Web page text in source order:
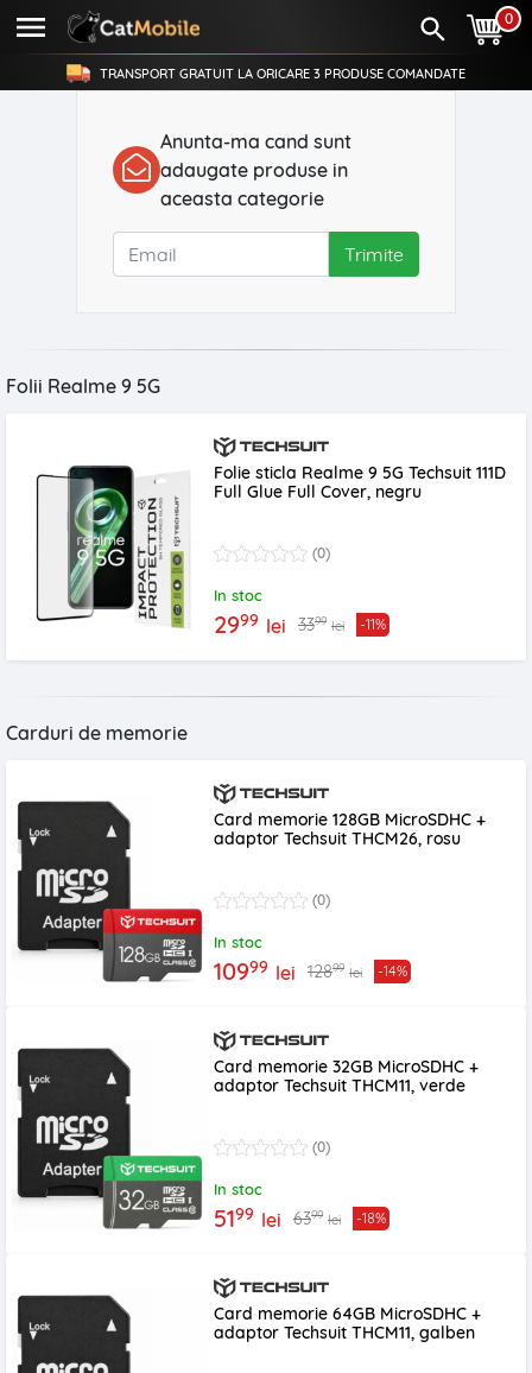
0
TRANSPORT GRATUIT LA ORICARE 3 PRODUSE COMANDATE
Anunta-ma cand sunt
adaugate produse in
aceasta categorie
Trimite
Folii Realme 9 5G
Folie sticla Realme 9 5G Techsuit 111D
Full Glue Full Cover, negru
(0)
In stoc
2999 lei 3399 lei -11%
Carduri de memorie
Card memorie 128GB MicroSDHC +
adaptor Techsuit THCM26, rosu
(0)
In stoc
10999 lei 12899 lei -14%
Card memorie 32GB MicroSDHC +
adaptor Techsuit THCM11, verde
(0)
In stoc
5199 lei 6399 lei -18%
Card memorie 64GB MicroSDHC +
adaptor Techsuit THCM11, galben